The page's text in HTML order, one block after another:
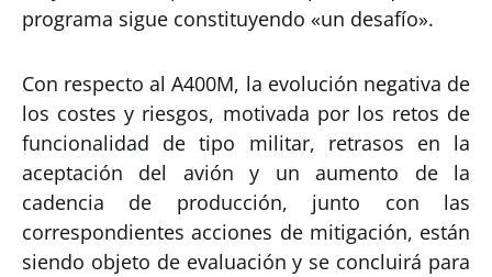
programa sigue constituyendo «un desafío».
Con respecto al A400M, la evolución negativa de
los costes y riesgos, motivada por los retos de
funcionalidad de tipo militar, retrasos en la
aceptación del avión y un aumento de la
cadencia de producción, junto con las
correspondientes acciones de mitigación, están
siendo objeto de evaluación y se concluirá para